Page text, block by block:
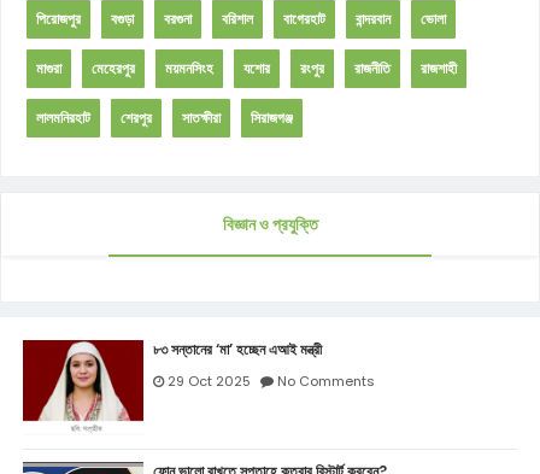
পিরোজপুর বগুড়া বরগুনা বরিশাল বাগেরহাট বান্দরবান ভোলা
মাগুরা মেহেরপুর ময়মনসিংহ যশোর রংপুর রাজনীতি রাজশাহী
লালমনিরহাট শেরপুর সাতক্ষীরা সিরাজগঞ্জ
বিজ্ঞান ও প্রযুক্তি
৮৩ সন্তানের ‘মা’ হচ্ছেন এআই মন্ত্রী
29 Oct 2025 No Comments